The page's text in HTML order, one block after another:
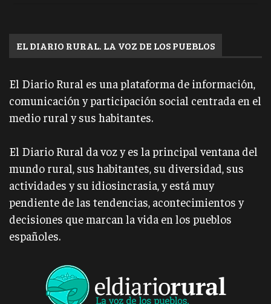
EL DIARIO RURAL. LA VOZ DE LOS PUEBLOS
El Diario Rural es una plataforma de información,
comunicación y participación social centrada en el
medio rural y sus habitantes.
El Diario Rural da voz y es la principal ventana del
mundo rural, sus habitantes, su diversidad, sus
actividades y su idiosincrasia, y está muy
pendiente de las tendencias, acontecimientos y
decisiones que marcan la vida en los pueblos
españoles.